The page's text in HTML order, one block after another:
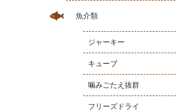
魚介類
ジャーキー
キューブ
噛みごたえ抜群
フリーズドライ